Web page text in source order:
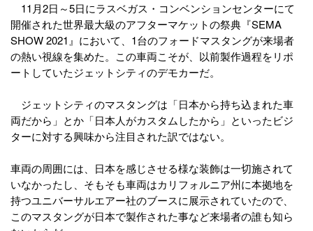
11月2日～5日にラスベガス・コンベンションセンターにて
開催された世界最大級のアフターマケットの祭典『SEMA
SHOW 2021』において、1台のフォードマスタングが来場者
の熱い視線を集めた。この車両こそが、以前製作過程をリポ
ートしていたジェットシティのデモカーだ。
ジェットシティのマスタングは「日本から持ち込まれた車
両だから」とか「日本人がカスタムしたから」といったビジ
ターに対する興味から注目された訳ではない。
車両の周囲には、日本を感じさせる様な装飾は一切施されて
いなかったし、そもそも車両はカリフォルニア州に本拠地を
持つユニバーサルエアー社のブースに展示されていたので、
このマスタングが日本で製作された事など来場者の誰も知ら